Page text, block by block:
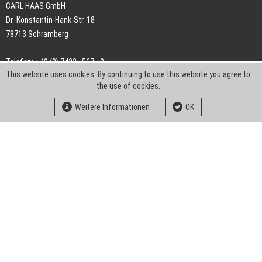
CARL HAAS GmbH
Dr.-Konstantin-Hank-Str. 18
78713 Schramberg
Telefon: +49 (0) 7422 . 567 - 0
Telefax: +49 (0) 7422 . 567 - 239
info-ch@kern-liebers.com
This website uses cookies. By continuing to use this website you agree to
the use of cookies.
Weitere Informationen OK